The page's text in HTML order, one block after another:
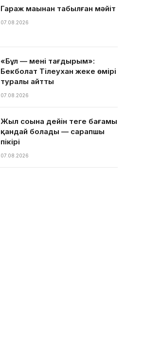
Гараж маңынан табылған мәйіт
07.08.2026
«Бұл — менің тағдырым»:
Бекболат Тілеухан жеке өмірі
туралы айтты
07.08.2026
Жыл соңына дейін теңге бағамы
қандай болады — сарапшы
пікірі
07.08.2026